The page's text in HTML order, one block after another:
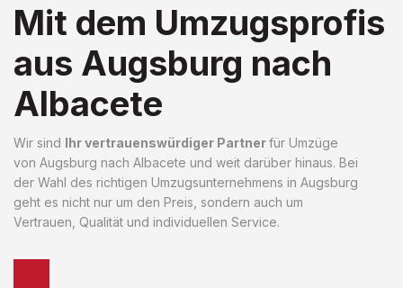
Mit dem Umzugsprofis
aus Augsburg nach
Albacete
Wir sind Ihr vertrauenswürdiger Partnerfür Umzüge
von Augsburg nach Albacete und weit darüber hinaus. Bei
der Wahl des richtigen Umzugsunternehmens in Augsburg
geht es nicht nur um den Preis, sondern auch um
Vertrauen, Qualität und individuellen Service.